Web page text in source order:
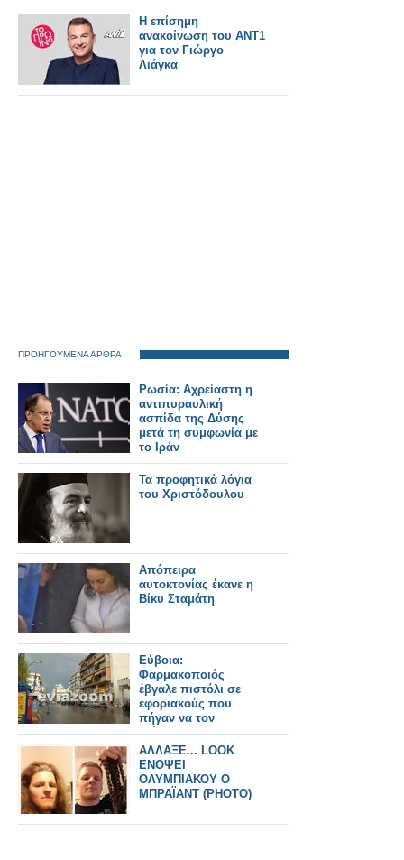
Η επίσημη
ανακοίνωση του ΑΝΤ1
για τον Γιώργο
Λιάγκα
ΠΡΟΗΓΟΥΜΕΝΑ ΑΡΘΡΑ
Ρωσία: Αχρείαστη η
αντιπυραυλική
ασπίδα της Δύσης
μετά τη συμφωνία με
το Ιράν
Τα προφητικά λόγια
του Χριστόδουλου
Απόπειρα
αυτοκτονίας έκανε η
Βίκυ Σταμάτη
Εύβοια:
Φαρμακοποιός
έβγαλε πιστόλι σε
εφοριακούς που
πήγαν να τον
ελέγξουν!
ΑΛΛΑΞΕ... LOOK
ΕΝΟΨΕΙ
ΟΛΥΜΠΙΑΚΟΥ Ο
ΜΠΡΑΪΑΝΤ (ΡΗΟΤΟ)